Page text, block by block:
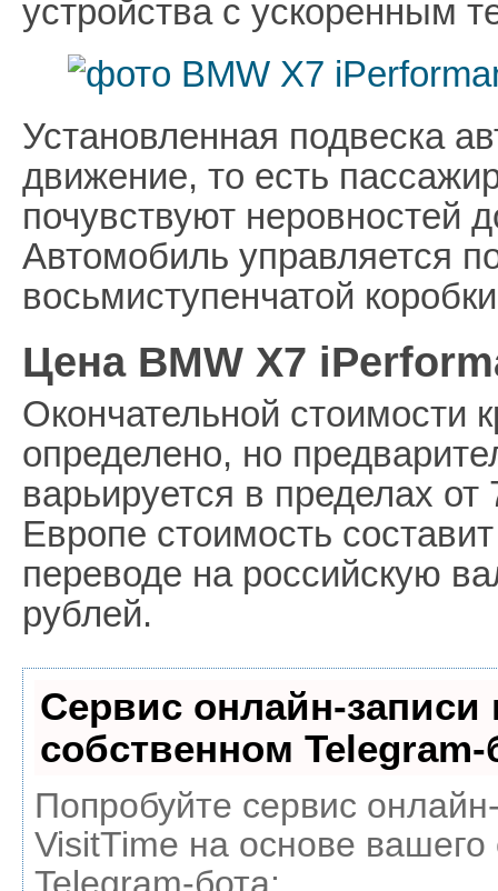
устройства с ускоренным
Установленная подвеска
движение, то есть
почувствуют неровностей
Автомобиль управляется
восьмиступенчатой
Цена BMW X7
Окончательной стоимости
определено, но
варьируется в пределах
Европе стоимость
переводе на российскую
рублей.
Сервис онлайн-записи
собственном Telegram-
Попробуйте сервис
VisitTime на основе вашего